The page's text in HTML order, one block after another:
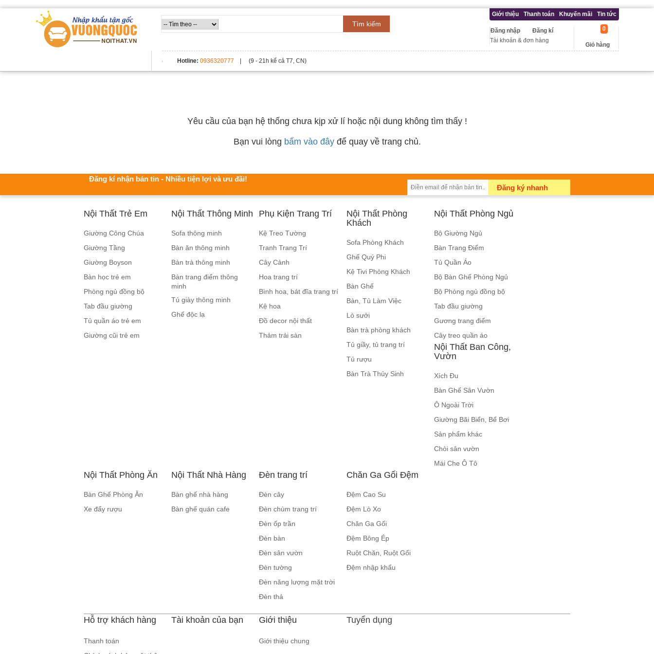
Tìm kiếm
Giới thiệu Thanh toán Khuyến mãi Tin tức
Đăng kí
Đăng nhập
Tài khoản & đơn hàng
Giỏ hàng
0
Hotline: 0936320777 | (9 - 21h kể cả T7, CN)
Yêu cầu của bạn hệ thống chưa kịp xử lí hoặc nội dung không tìm thấy !
Bạn vui lòng bấm vào đâyđể quay về trang chủ.
Đăng kí nhận bản tin - Nhiều tiện lợi và ưu đãi!
Đăng ký nhanh
Nội Thất Trẻ Em
Giường Công Chúa
Giường Tầng
Giường Boyson
Bàn học trẻ em
Phòng ngủ đồng bộ
Tab đầu giường
Tủ quần áo trẻ em
Giường cũi trẻ em
Nội Thất Thông Minh
Sofa thông minh
Bàn ăn thông minh
Bàn trà thông minh
Bàn trang điểm thông
minh
Tủ giày thông minh
Ghế độc lạ
Phụ Kiện Trang Trí
Kệ Treo Tường
Tranh Trang Trí
Cây Cảnh
Hoa trang trí
Bình hoa, bát đĩa trang trí
Kệ hoa
Đồ decor nội thất
Thảm trải sàn
Nội Thất Phòng
Khách
Sofa Phòng Khách
Ghế Quý Phi
Kệ Tivi Phòng Khách
Bàn Ghế
Bàn, Tủ Làm Việc
Lò sưởi
Bàn trà phòng khách
Tủ giầy, tủ trang trí
Tủ rượu
Bàn Trà Thủy Sinh
Nội Thất Phòng Ngủ
Bộ Giường Ngủ
Bàn Trang Điểm
Tủ Quần Áo
Bộ Bàn Ghế Phòng Ngủ
Bộ Phòng ngủ đồng bộ
Tab đầu giường
Gương trang điểm
Cây treo quần áo
Nội Thất Ban Công,
Vườn
Xích Đu
Bàn Ghế Sân Vườn
Ô Ngoài Trời
Giường Bãi Biển, Bể Bơi
Sản phẩm khác
Chòi sân vườn
Mái Che Ô Tô
Nội Thất Phòng Ăn
Bàn Ghế Phòng Ăn
Xe đẩy rượu
Nội Thất Nhà Hàng
Bàn ghế nhà hàng
Bàn ghế quán cafe
Đèn trang trí
Đèn cây
Đèn chùm trang trí
Đèn ốp trần
Đèn bàn
Đèn sân vườn
Đèn tường
Đèn năng lượng mặt trời
Đèn thả
Chăn Ga Gối Đệm
Đệm Cao Su
Đệm Lò Xo
Chăn Ga Gối
Đệm Bông Ép
Ruột Chăn, Ruột Gối
Đệm nhập khẩu
Hỗ trợ khách hàng
Thanh toán
Tài khoản của bạn Giới thiệu
Giới thiệu chung
Tuyển dụng